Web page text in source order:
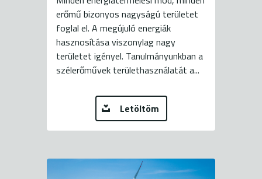
erőmű bizonyos nagyságú területet
foglal el. A megújuló energiák
hasznosítása viszonylag nagy
területet igényel. Tanulmányunkban a
szélerőművek területhasználatát a...
Letöltöm